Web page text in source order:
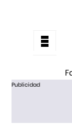
Publicidad